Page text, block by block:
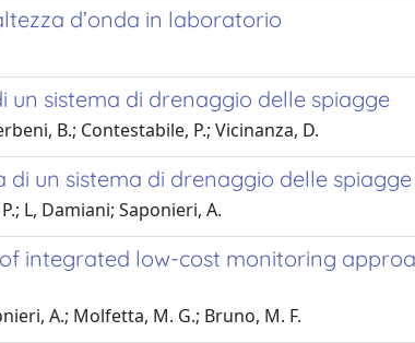
d’onda in laboratorio
un sistema di drenaggio delle spiagge
B.; Contestabile, P.; Vicinanza, D.
un sistema di drenaggio delle spiagge
L, Damiani; Saponieri, A.
integrated low-cost monitoring
A.; Molfetta, M. G.; Bruno, M. F.